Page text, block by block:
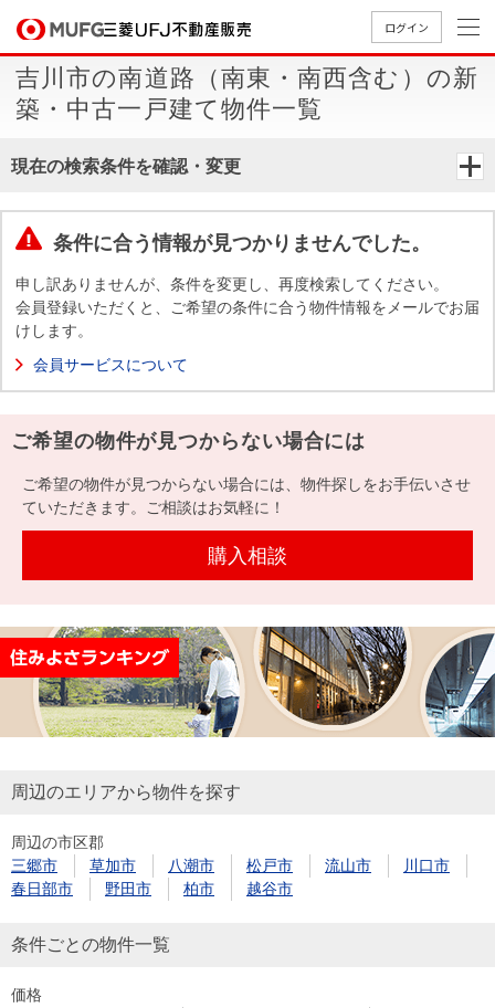
ログイン
買いたいTOP
中古
マン
ンを
探す
築・
一戸
建て
す
用
物
件
を
す
件を
探す
購入向け
サービス
住宅ロー
ンシミュ
住まい1プ
ラス（お
売りたいTOP
無
料
定
却
談
売却
金額
試算
売却向け
周辺相場
住まい1プ
住まいと
暮らしの
税金の本
売却ガイ
ド
店舗案内TOP
店舗のご
案内（首
案内（名
案内（関
会社情報TOP
ごあいさ
つ
要
Way
経営ビジ
ョン
組織図
役員一
沿革
本社地
図
（電子ブ
ック版）
採用情報TOP
新卒採用
情報
採用情報
買いたい
売りたい
店舗案内
会社情報
採用情報
提携企業にお勤めの方
閉じる
吉川市の南道路（南東・南西含む）の新
築・中古一戸建て物件一覧
現在の検索条件を確認・変更
条件に合う情報が見つかりませんでした。
申し訳ありませんが、条件を変更し、再度検索してください。
会員登録いただくと、ご希望の条件に合う物件情報をメールでお届
けします。
会員サービスについて
ご希望の物件が見つからない場合には
ご希望の物件が見つからない場合には、物件探しをお手伝いさせ
ていただきます。ご相談はお気軽に！
購入相談
周辺のエリアから物件を探す
周辺の市区郡
三郷市
草加市 八潮市 松戸市 流山市
川口市
春日部市
野田市 柏市 越谷市
条件ごとの物件一覧
価格